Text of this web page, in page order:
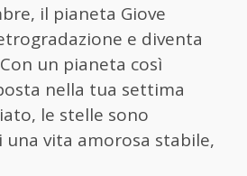
il pianeta Giove
e diventa
un pianeta così
nella tua settima
le stelle sono
vita amorosa stabile,